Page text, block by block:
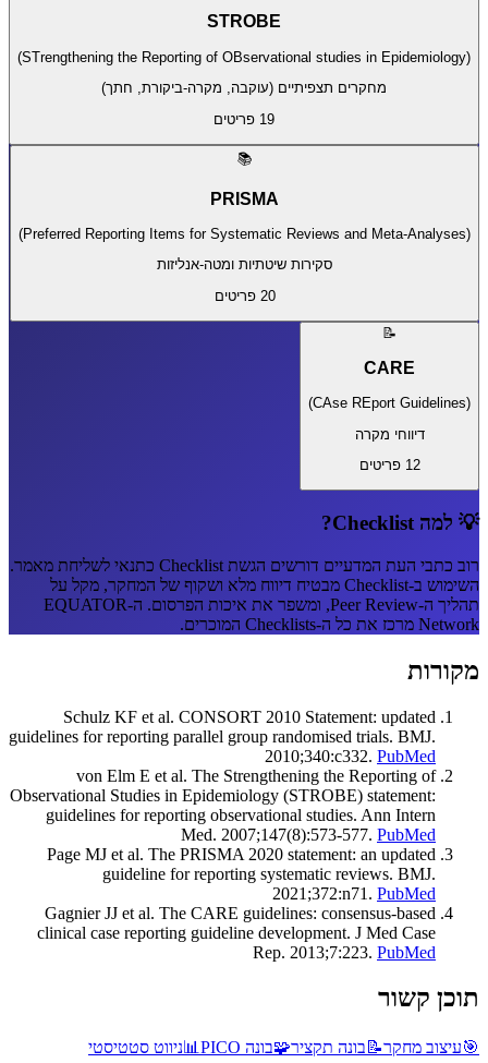
STROBE
(
STrengthening the Reporting of OBservational studies in Epidemiology
)
מחקרים תצפיתיים (עוקבה, מקרה-ביקורת, חתך)
19 פריטים
📚
PRISMA
(
Preferred Reporting Items for Systematic Reviews and Meta-Analyses
)
סקירות שיטתיות ומטה-אנליזות
20 פריטים
📝
CARE
(
CAse REport Guidelines
)
דיווחי מקרה
12 פריטים
💡 למה Checklist?
רוב כתבי העת המדעיים דורשים הגשת Checklist כתנאי לשליחת מאמר.
השימוש ב-Checklist מבטיח דיווח מלא ושקוף של המחקר, מקל על
תהליך ה-Peer Review, ומשפר את איכות הפרסום. ה-EQUATOR
Network מרכז את כל ה-Checklists המוכרים.
מקורות
Schulz KF et al. CONSORT 2010 Statement: updated
guidelines for reporting parallel group randomised trials. BMJ.
2010;340:c332. PubMed
von Elm E et al. The Strengthening the Reporting of
Observational Studies in Epidemiology (STROBE) statement:
guidelines for reporting observational studies. Ann Intern
Med. 2007;147(8):573-577. PubMed
Page MJ et al. The PRISMA 2020 statement: an updated
guideline for reporting systematic reviews. BMJ.
2021;372:n71. PubMed
Gagnier JJ et al. The CARE guidelines: consensus-based
clinical case reporting guideline development. J Med Case
Rep. 2013;7:223. PubMed
תוכן קשור
🎯עיצוב מחקר📝 בונה תקציר🧩בונה PICO 📊ניווט סטטיסטי